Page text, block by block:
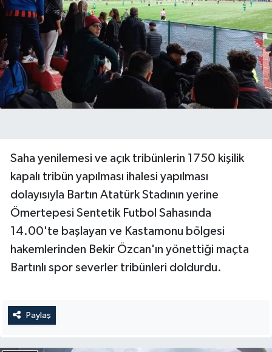
Saha yenilemesi ve açık tribünlerin 1750 kişilik
kapalı tribün yapılması ihalesi yapılması
dolayısıyla Bartın Atatürk Stadının yerine
Ömertepesi Sentetik Futbol Sahasında
14.00'te başlayan ve Kastamonu bölgesi
hakemlerinden Bekir Özcan'ın yönettiği maçta
Bartınlı spor severler tribünleri doldurdu.
Paylaş